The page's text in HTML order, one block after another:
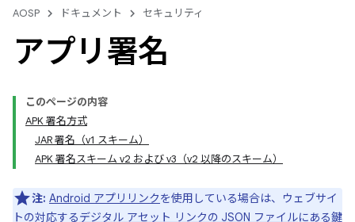
AOSP ドキュメント セキュリティ
アプリ署名
このページの内容
APK 署名方式
JAR 署名（v1 スキーム）
APK 署名スキーム v2 および v3（v2 以降のスキーム）
注: Android アプリリンクを使用している場合は、ウェブサイ
トの対応するデジタル アセット リンクの JSON ファイルにある鍵